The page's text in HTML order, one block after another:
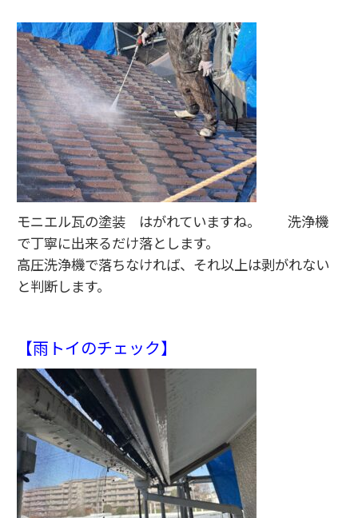
モニエル瓦の塗装 はがれていますね。 洗浄機
で丁寧に出来るだけ落とします。
高圧洗浄機で落ちなければ、それ以上は剥がれない
と判断します。
【雨トイのチェック】